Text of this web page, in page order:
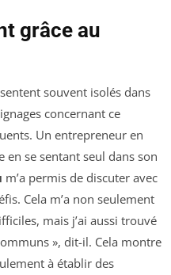
grâce au
souvent isolés dans
concernant ce
Un entrepreneur en
se sentant seul dans son
m’a permis de discuter avec
Cela m’a non seulement
mais j’ai aussi trouvé
», dit-il. Cela montre
à établir des